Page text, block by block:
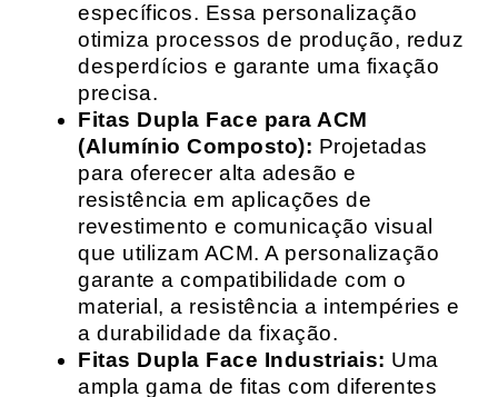
específicos. Essa personalização
otimiza processos de produção, reduz
desperdícios e garante uma fixação
precisa.
Fitas Dupla Face para ACM
(Alumínio Composto): Projetadas
para oferecer alta adesão e
resistência em aplicações de
revestimento e comunicação visual
que utilizam ACM. A personalização
garante a compatibilidade com o
material, a resistência a intempéries e
a durabilidade da fixação.
Fitas Dupla Face Industriais: Uma
ampla gama de fitas com diferentes